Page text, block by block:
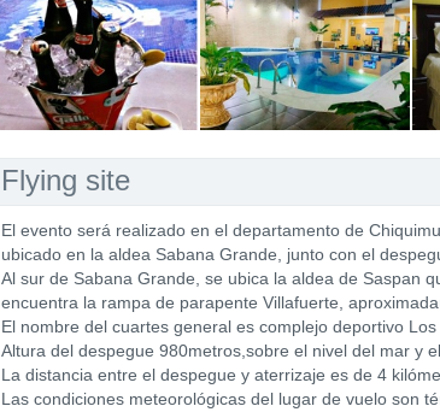
Flying site
El evento será realizado en el departamento de
ubicado en la aldea Sabana Grande, junto con el
Al sur de Sabana Grande, se ubica la aldea de Saspan
encuentra la rampa de parapente Villafuerte,
El nombre del cuartes general es complejo deportivo Los
Altura del despegue 980metros,sobre el nivel del mar y
La distancia entre el despegue y aterrizaje es de 4
Las condiciones meteorológicas del lugar de vuelo son